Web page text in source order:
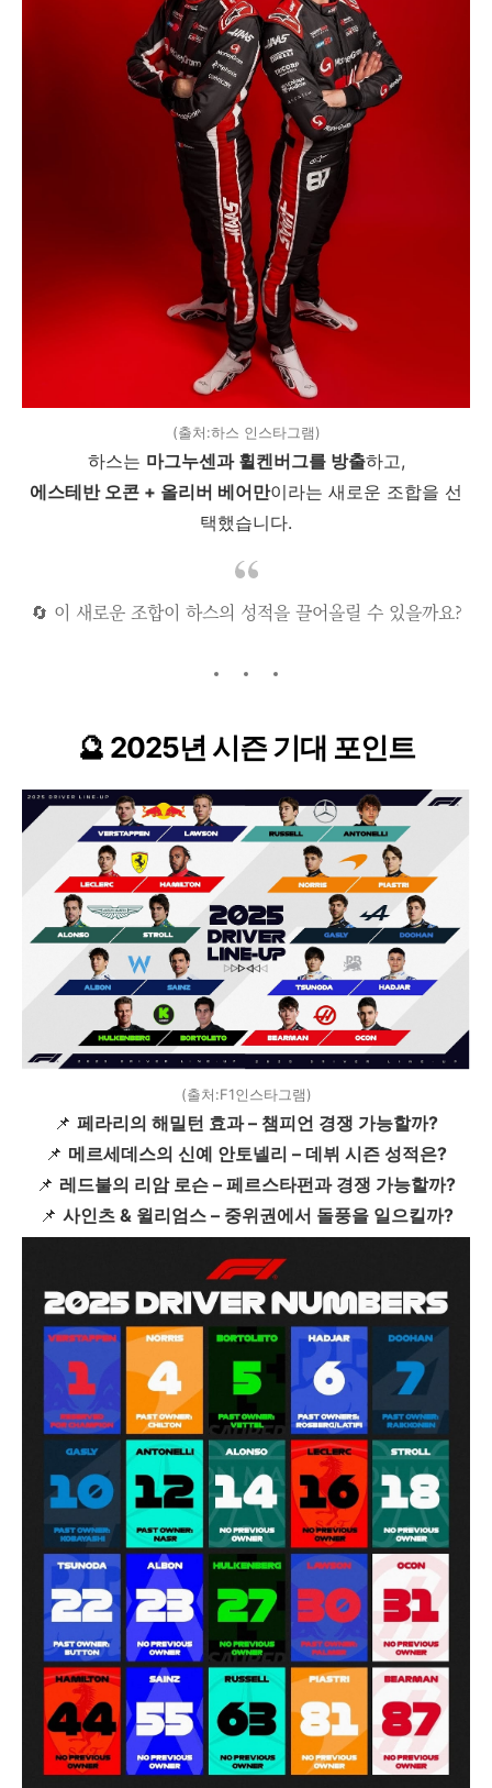
(출처:하스 인스타그램)
하스는 마그누센과 휠켄버그를 방출하고,
에스테반 오콘 + 올리버 베어만이라는 새로운 조합을 선
택했습니다.
🔄 이 새로운 조합이 하스의 성적을 끌어올릴 수 있을까요?
🔮 2025년 시즌 기대 포인트
(출처:F1인스타그램)
📌 페라리의 해밀턴 효과 – 챔피언 경쟁 가능할까?
📌 메르세데스의 신예 안토넬리 – 데뷔 시즌 성적은?
📌 레드불의 리암 로슨 – 페르스타펀과 경쟁 가능할까?
📌 사인츠 & 윌리엄스 – 중위권에서 돌풍을 일으킬까?